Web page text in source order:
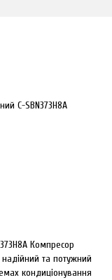
C-SBN373H8A
Компресор
надійний та потужний
кондиціонування